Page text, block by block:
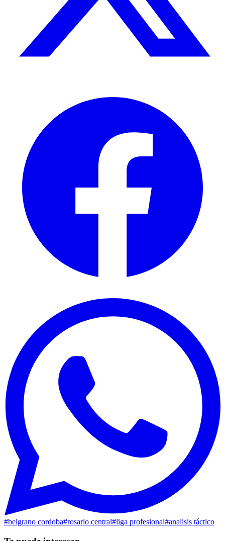
#belgrano cordoba#rosario central#liga profesional#analisis táctico